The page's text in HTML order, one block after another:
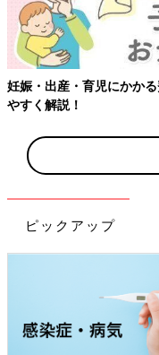
金をわかり 【ワクチ
ピックアップ